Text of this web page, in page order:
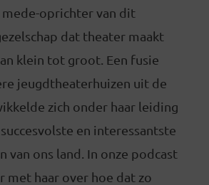
mede-oprichter van dit
dat theater maakt
klein tot groot. Een fusie
jeugdtheaterhuizen uit de
zich onder haar leiding
en interessantste
van ons land. In onze podcast
met haar over hoe dat zo